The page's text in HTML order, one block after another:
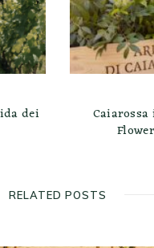
dei
RELATED POSTS